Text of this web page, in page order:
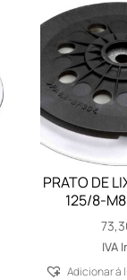
PRATO DE
125/8-
IVA
Adicionar á